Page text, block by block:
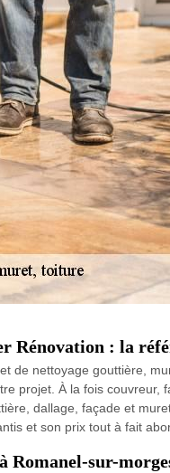
Rénovation : la
de nettoyage gouttière,
projet. À la fois
dallage, façade et
et son prix tout à fait
Romanel-sur-